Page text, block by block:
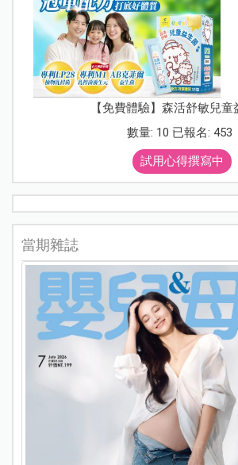
【免費體驗】森活舒敏兒童
數量: 10 已報名: 453
試用心得撰寫中
當期雜誌